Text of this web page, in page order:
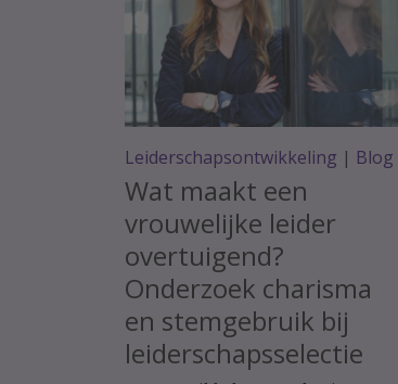
Leiderschapsontwikkeling | Blog
Wat maakt een
vrouwelijke leider
overtuigend?
Onderzoek charisma
en stemgebruik bij
leiderschapsselectie